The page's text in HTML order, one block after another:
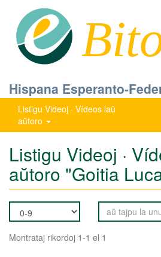
Hispana Esperanto-
Listigu Videoj · Vídeos laŭ
aŭtoro
Listigu Videoj ·
aŭtoro "Goitia
Montrataj rikordoj 1-1 el 1